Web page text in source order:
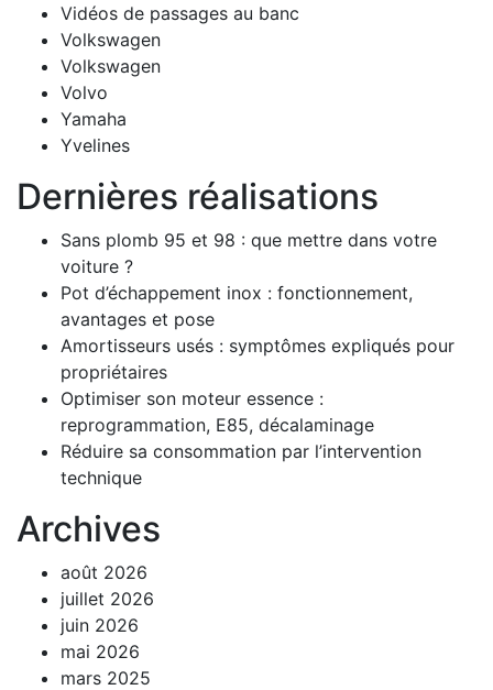
Vidéos de passages au banc
Volkswagen
Volkswagen
Volvo
Yamaha
Yvelines
Dernières réalisations
Sans plomb 95 et 98 : que mettre dans votre
voiture ?
Pot d’échappement inox : fonctionnement,
avantages et pose
Amortisseurs usés : symptômes expliqués pour
propriétaires
Optimiser son moteur essence :
reprogrammation, E85, décalaminage
Réduire sa consommation par l’intervention
technique
Archives
août 2026
juillet 2026
juin 2026
mai 2026
mars 2025